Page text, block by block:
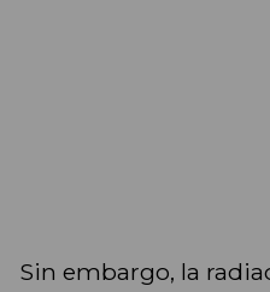
Sin embargo, la